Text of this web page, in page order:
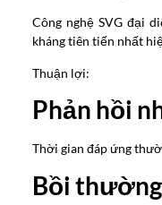
Công nghệ SVG đại
kháng tiên tiến nhất
Thuận lợi:
Phản hồi
Thời gian đáp ứng
Bồi